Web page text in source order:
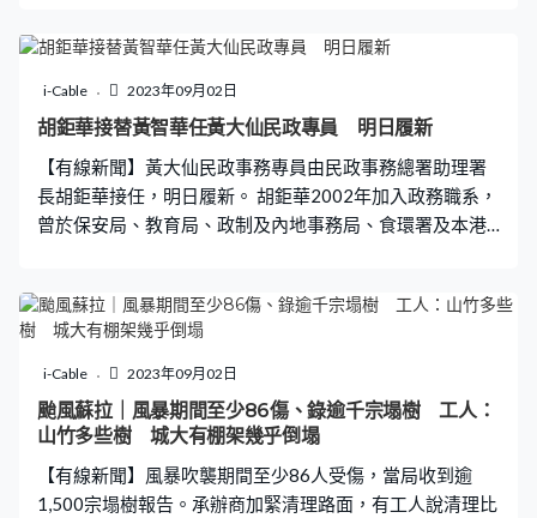
家宮會談。 方濟各又向官員和外交使團演講，讚揚蒙古擁
有宗教自由，致力促進人權與和平，又指希望戰爭的陰霾
蒙古，當地天主教社區規模不足1500人，分析認為方濟各
到訪這個南接中國、北臨俄羅斯的國家，是有地緣政治考
慮，或意拉近對中俄的關係。 方濟各周五飛越中國領空時
致訊問候國家主席習近平，北京形容是體現了梵蒂岡的善
教周守仁都有專程赴蒙古觀禮。但據報沒有內地主教參
與，天主教媒體稱相信是北京下令所致，教廷對此感失
望。
i-Cable 2023年09月02日
胡鉅華接替黃智華任黃大仙民政專員 明日履新
【有線新聞】黃大仙民政事務專員由民政事務總署助理署
長胡鉅華接任，明日履新。 胡鉅華2002年加入政務職系，
曾於保安局、教育局、政制及內地事務局、食環署及本港
i-Cable 2023年09月02日
颱風蘇拉｜風暴期間至少86傷、錄逾千宗塌樹 工人：
山竹多些樹 城大有棚架幾乎倒塌
【有線新聞】風暴吹襲期間至少86人受傷，當局收到逾
1,500宗塌樹報告。承辦商加緊清理路面，有工人說清理比